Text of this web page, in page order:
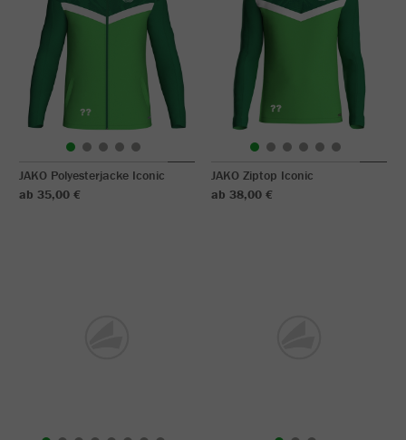
JAKO Polyesterjacke Iconic
ab 35,00 €
JAKO Ziptop Iconic
ab 38,00 €